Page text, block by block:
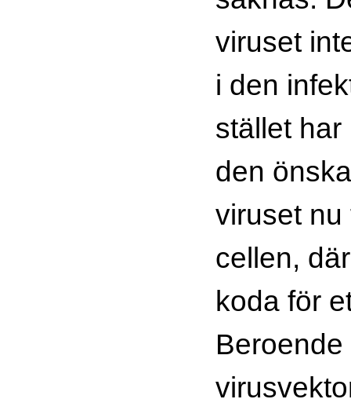
viruset
i den
stället har
den
viruset nu
cellen,
koda för
Beroende